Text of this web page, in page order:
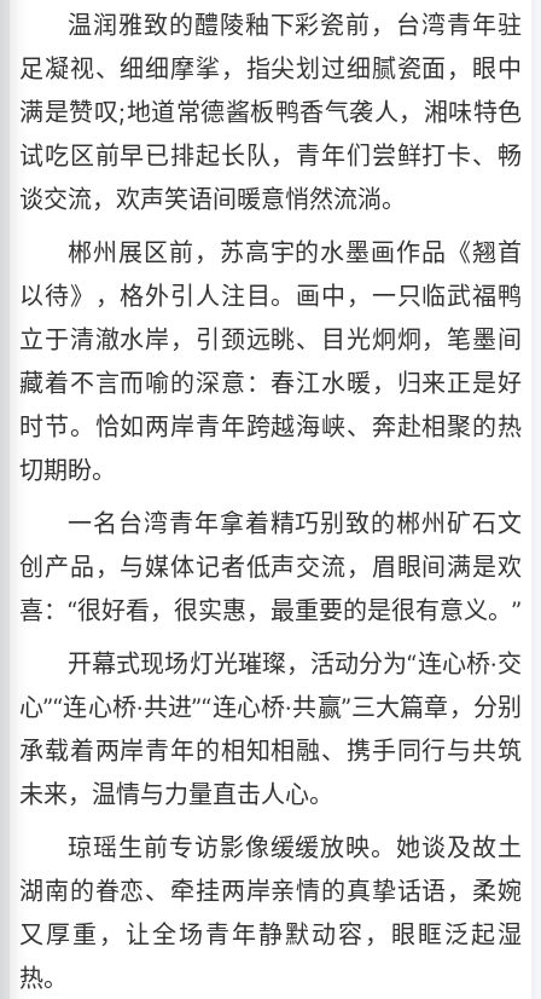
温润雅致的醴陵釉下彩瓷前，台湾青年驻
足凝视、细细摩挲，指尖划过细腻瓷面，眼中
满是赞叹;地道常德酱板鸭香气袭人，湘味特色
试吃区前早已排起长队，青年们尝鲜打卡、畅
谈交流，欢声笑语间暖意悄然流淌。
郴州展区前，苏高宇的水墨画作品《翘首
以待》，格外引人注目。画中，一只临武福鸭
立于清澈水岸，引颈远眺、目光炯炯，笔墨间
藏着不言而喻的深意：春江水暖，归来正是好
时节。恰如两岸青年跨越海峡、奔赴相聚的热
切期盼。
一名台湾青年拿着精巧别致的郴州矿石文
创产品，与媒体记者低声交流，眉眼间满是欢
喜：“很好看，很实惠，最重要的是很有意义。”
开幕式现场灯光璀璨，活动分为“连心桥·交
心”“连心桥·共进”“连心桥·共赢”三大篇章，分别
承载着两岸青年的相知相融、携手同行与共筑
未来，温情与力量直击人心。
琼瑶生前专访影像缓缓放映。她谈及故土
湖南的眷恋、牵挂两岸亲情的真挚话语，柔婉
又厚重，让全场青年静默动容，眼眶泛起湿
热。